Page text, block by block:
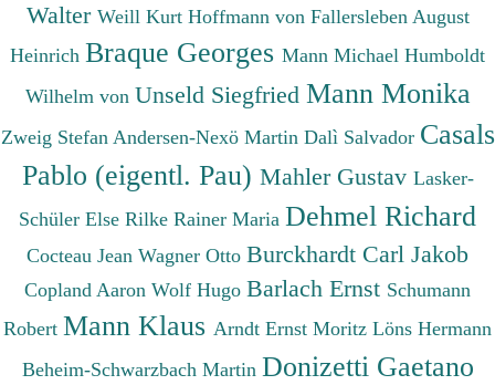
Walter Weill Kurt Hoffmann von Fallersleben August
Heinrich Braque Georges Mann Michael Humboldt
Wilhelm von Unseld Siegfried Mann Monika
Zweig Stefan Andersen-Nexö Martin Dalì Salvador Casals
Pablo (eigentl. Pau) Mahler Gustav Lasker-
Schüler Else Rilke Rainer Maria Dehmel Richard
Cocteau Jean Wagner Otto Burckhardt Carl Jakob
Copland Aaron Wolf Hugo Barlach Ernst Schumann
Robert Mann Klaus Arndt Ernst Moritz Löns Hermann
Beheim-Schwarzbach Martin Donizetti Gaetano